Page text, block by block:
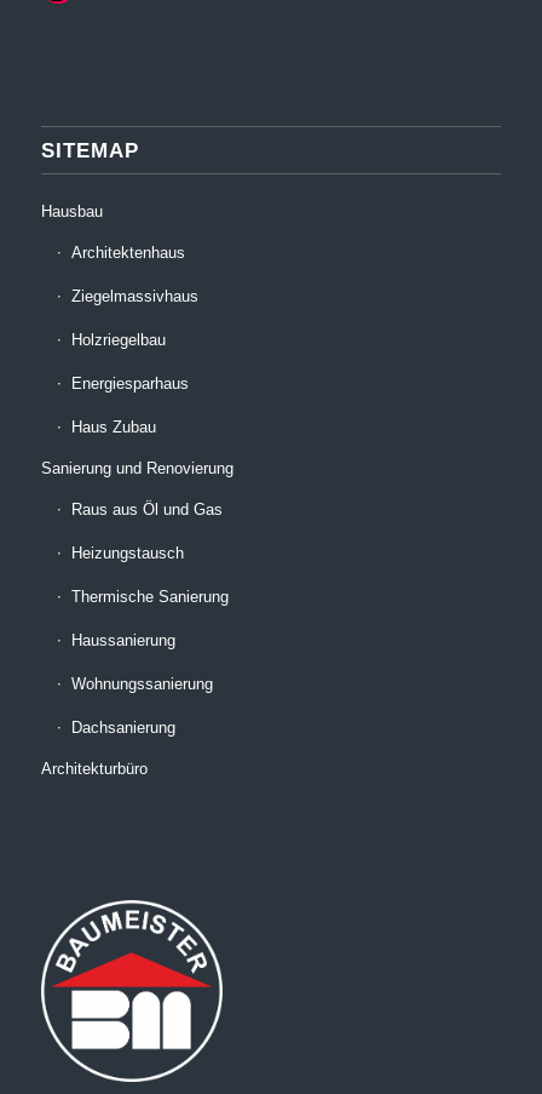
SITEMAP
Hausbau
Architektenhaus
Ziegelmassivhaus
Holzriegelbau
Energiesparhaus
Haus Zubau
Sanierung und Renovierung
Raus aus Öl und Gas
Heizungstausch
Thermische Sanierung
Haussanierung
Wohnungssanierung
Dachsanierung
Architekturbüro